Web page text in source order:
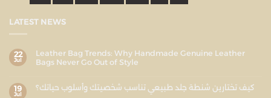
LATEST NEWS
22
Jul
Leather Bag Trends: Why Handmade Genuine Leather
Bags Never Go Out of Style
19
Jul
كيف تختارين شنطة جلد طبيعي تناسب شخصيتك وأسلوب حياتك؟